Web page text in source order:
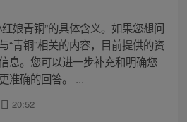
娘青铜”的具体含义。如果您想问
“青铜”相关的内容，目前提供的资
息。您可以进一步补充和明确您
准确的回答。 ...
20:52